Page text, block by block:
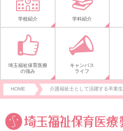
学校紹介 学科紹介
埼玉福祉保育医療
の強み
キャンパス
ライフ
HOME 介護福祉士として活躍する卒業生